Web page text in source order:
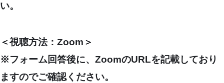
い。
＜視聴方法：Zoom＞
※フォーム回答後に、ZoomのURLを記載しており
ますのでご確認ください。